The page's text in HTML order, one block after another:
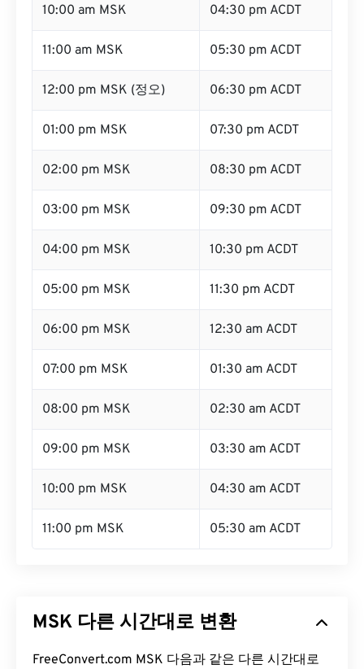
10:00 am MSK 04:30 pm ACDT
11:00 am MSK 05:30 pm ACDT
12:00 pm MSK (정오) 06:30 pm ACDT
01:00 pm MSK 07:30 pm ACDT
02:00 pm MSK 08:30 pm ACDT
03:00 pm MSK 09:30 pm ACDT
04:00 pm MSK 10:30 pm ACDT
05:00 pm MSK 11:30 pm ACDT
06:00 pm MSK 12:30 am ACDT
07:00 pm MSK 01:30 am ACDT
08:00 pm MSK 02:30 am ACDT
09:00 pm MSK 03:30 am ACDT
10:00 pm MSK 04:30 am ACDT
11:00 pm MSK 05:30 am ACDT
MSK 다른 시간대로 변환
FreeConvert.com MSK 다음과 같은 다른 시간대로